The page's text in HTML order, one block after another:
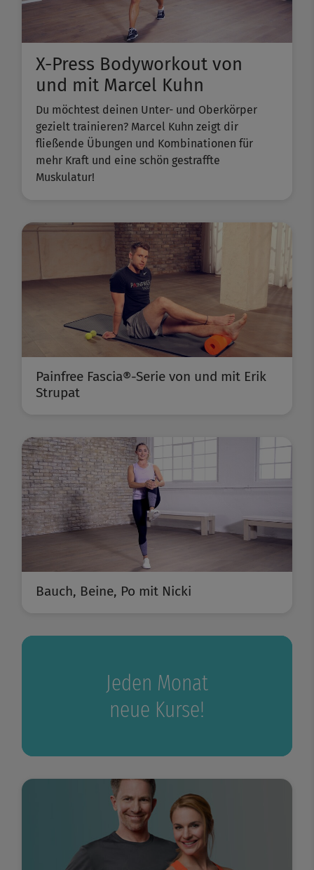
X-Press Bodyworkout von
und mit Marcel Kuhn
Du möchtest deinen Unter- und Oberkörper
gezielt trainieren? Marcel Kuhn zeigt dir
fließende Übungen und Kombinationen für
mehr Kraft und eine schön gestraffte
Muskulatur!
Painfree Fascia®-Serie von und mit Erik
Strupat
Bauch, Beine, Po mit Nicki
Jeden Monat
neue Kurse!